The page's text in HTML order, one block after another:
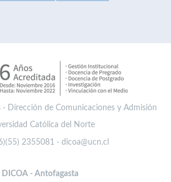
· Dirección de Comunicaciones y Admisión
Católica del Norte
2355081 · dicoa@ucn.cl
DICOA - Antofagasta